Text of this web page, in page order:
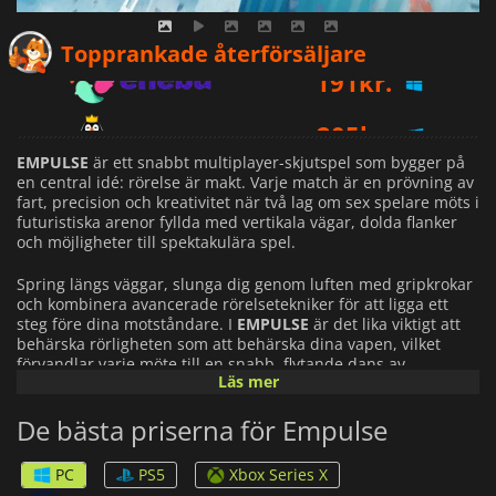
Topprankade återförsäljare
191kr.
219kr.
EMPULSE är ett snabbt multiplayer-skjutspel som bygger på
en central idé: rörelse är makt. Varje match är en prövning av
fart, precision och kreativitet när två lag om sex spelare möts i
futuristiska arenor fyllda med vertikala vägar, dolda flanker
och möjligheter till spektakulära spel.
Spring längs väggar, slunga dig genom luften med gripkrokar
och kombinera avancerade rörelsetekniker för att ligga ett
steg före dina motståndare. I EMPULSE är det lika viktigt att
behärska rörligheten som att behärska dina vapen, vilket
förvandlar varje möte till en snabb, flytande dans av
Slagfältet utvecklas ständigt tack vare P.A.I.N.T.-systemet, en
uppsättning unika förmågor som låter spelarna omforma
striden i realtid. Skapa explosiva fällor, stöd dina lagkamrater,
förbättra din rörlighet eller stör fiendens strategier medan du
Läs mer
De bästa priserna för Empulse
PC PS5
Xbox Series X